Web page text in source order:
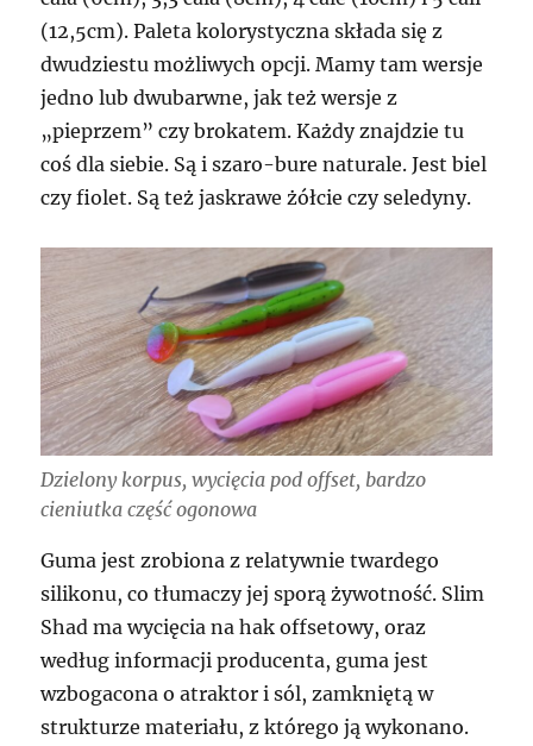
(12,5cm). Paleta kolorystyczna składa się z
dwudziestu możliwych opcji. Mamy tam wersje
jedno lub dwubarwne, jak też wersje z
„pieprzem” czy brokatem. Każdy znajdzie tu
coś dla siebie. Są i szaro-bure naturale. Jest biel
czy fiolet. Są też jaskrawe żółcie czy seledyny.
Dzielony korpus, wycięcia pod offset, bardzo
cieniutka część ogonowa
Guma jest zrobiona z relatywnie twardego
silikonu, co tłumaczy jej sporą żywotność. Slim
Shad ma wycięcia na hak offsetowy, oraz
według informacji producenta, guma jest
wzbogacona o atraktor i sól, zamkniętą w
strukturze materiału, z którego ją wykonano.